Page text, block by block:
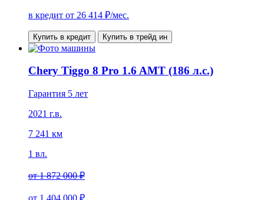
в кредит от 26 414 ₽/мес.
Купить в кредит Купить в трейд ин
Chery Tiggo 8 Pro 1.6 AMT (186 л.с.)
Гарантия 5 лет
2021 г.в.
7 241 км
1 вл.
от1 872 000 ₽